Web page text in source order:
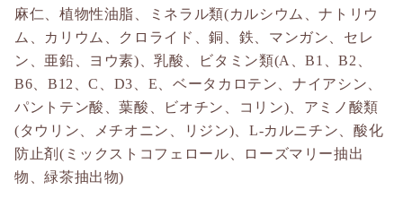
麻仁、植物性油脂、ミネラル類(カルシウム、ナトリウ
ム、カリウム、クロライド、銅、鉄、マンガン、セレ
ン、亜鉛、ヨウ素)、乳酸、ビタミン類(A、B1、B2、
B6、B12、C、D3、E、ベータカロテン、ナイアシン、
パントテン酸、葉酸、ビオチン、コリン)、アミノ酸類
(タウリン、メチオニン、リジン)、L-カルニチン、酸化
防止剤(ミックストコフェロール、ローズマリー抽出
物、緑茶抽出物)